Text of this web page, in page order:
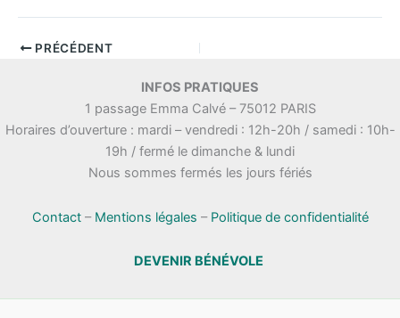
PRÉCÉDENT
INFOS PRATIQUES
1 passage Emma Calvé – 75012 PARIS
Horaires d’ouverture : mardi – vendredi : 12h-20h / samedi : 10h-
19h / fermé le dimanche & lundi
Nous sommes fermés les jours fériés
Contact– Mentions légales – Politique de confidentialité
DEVENIR BÉNÉVOLE